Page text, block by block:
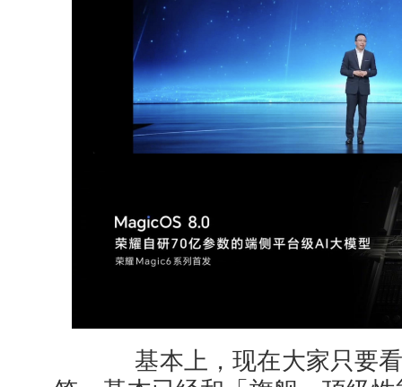
基本上，现在大家只要看